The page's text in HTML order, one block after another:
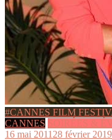
#CANNES FILM
CANNES SOIRÉES &
16 mai 2011 28 février 2019